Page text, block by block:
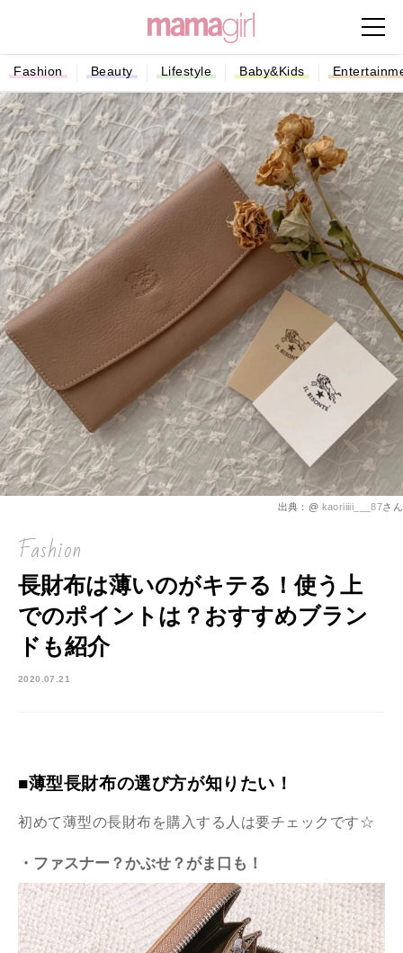
Fashion Beauty Lifestyle Baby&Kids
出典：@ kaoriiiii___87さん
Fashion
長財布は薄いのがキテる！使う上
でのポイントは？おすすめブラン
ドも紹介
2020.07.21
■薄型長財布の選び方が知りたい！
初めて薄型の長財布を購入する人は要チェックです☆
・ファスナー？かぶせ？がま口も！